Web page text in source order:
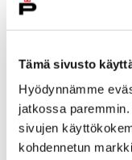
Tämä sivusto
Hyödynnämme
jatkossa
sivujen
kohdennetun